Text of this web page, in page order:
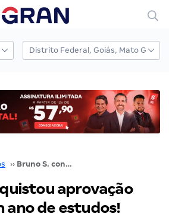
›› Bruno S. conquistou aprovação dupla em um ano de estudos!
aprovação
ano de estudos!